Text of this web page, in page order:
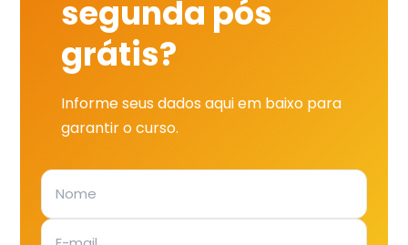
segunda pós
grátis?
Informe seus dados aqui em baixo para
garantir o curso.